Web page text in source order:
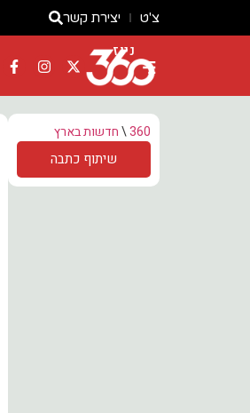
צ'ט יצירת קשר
ניוז
360
\חדשות בארץ
שיתוף כתבה